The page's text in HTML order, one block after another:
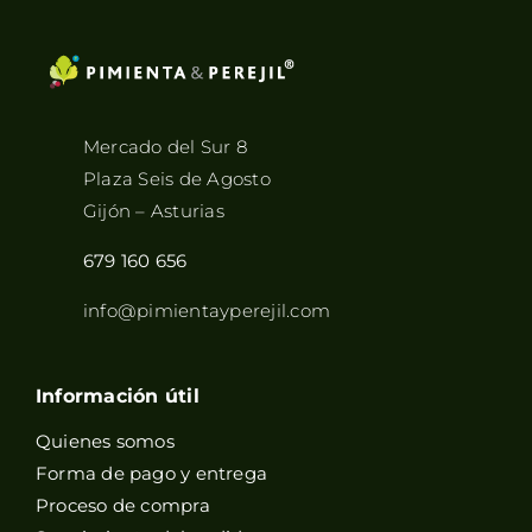
Mercado del Sur 8
Plaza Seis de Agosto
Gijón – Asturias
679 160 656
info@pimientayperejil.com
Información útil
Quienes somos
Forma de pago y entrega
Proceso de compra